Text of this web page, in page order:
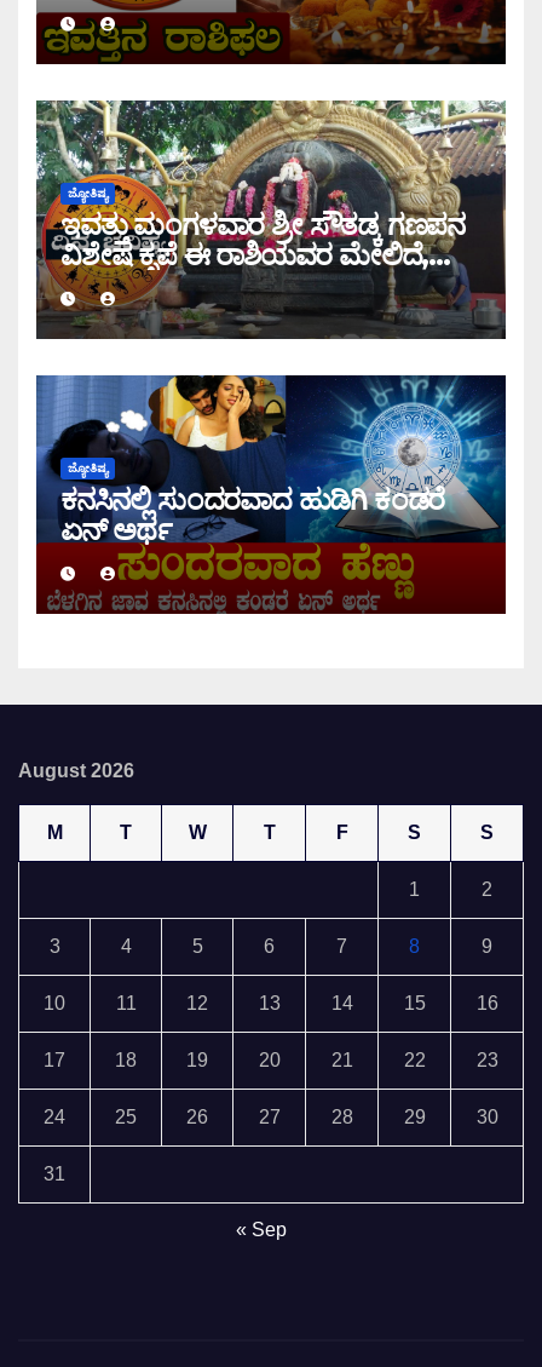
ಜ್ಯೋತಿಷ್ಯ
ಇವತ್ತು ಮಂಗಳವಾರ ಶ್ರೀ ಸೌತಡ್ಕ ಗಣಪನ
ವಿಶೇಷ ಕೃಪೆ ಈ ರಾಶಿಯವರ ಮೇಲಿದೆ,
ಇಂದಿನ ರಾಶಿ ಭವಿಷ್ಯ ತಿಳಿಯಿರಿ
ಜ್ಯೋತಿಷ್ಯ
ಕನಸಿನಲ್ಲಿ ಸುಂದರವಾದ ಹುಡಿಗಿ ಕಂಡರೆ
ಏನ್ ಅರ್ಥ
August 2026
M T W T F S S
1 2
3 4 5 6 7 8 9
10 11 12 13 14 15 16
17 18 19 20 21 22 23
24 25 26 27 28 29 30
31
« Sep